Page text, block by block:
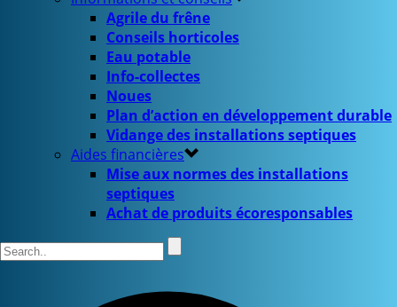
Agrile du frêne
Conseils horticoles
Eau potable
Info-collectes
Noues
Plan d’action en développement durable
Vidange des installations septiques
Aides financières
Mise aux normes des installations
septiques
Achat de produits écoresponsables